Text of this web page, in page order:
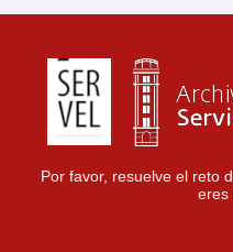
Por favor, resuelve el reto
eres